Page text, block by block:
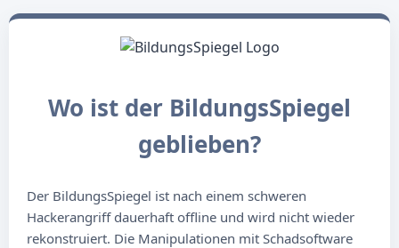
Wo ist der BildungsSpiegel
geblieben?
Der BildungsSpiegel ist nach einem schweren
Hackerangriff dauerhaft offline und wird nicht wieder
rekonstruiert. Die Manipulationen mit Schadsoftware